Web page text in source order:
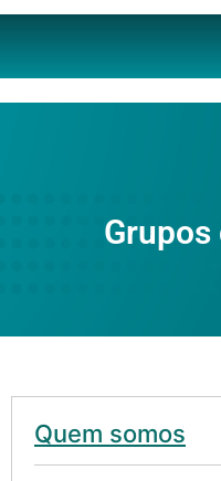
Grupos
Quem somos